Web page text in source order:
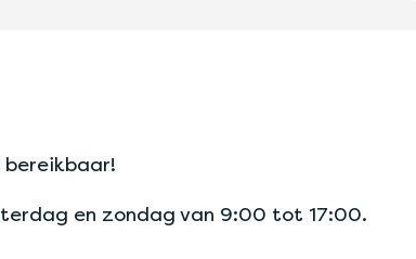
bereikbaar!
en zondag van 9:00 tot 17:00.